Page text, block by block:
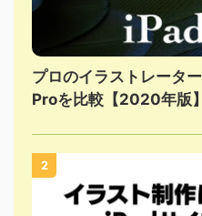
プロのイラストレータ
Proを比較【2020年版】
2